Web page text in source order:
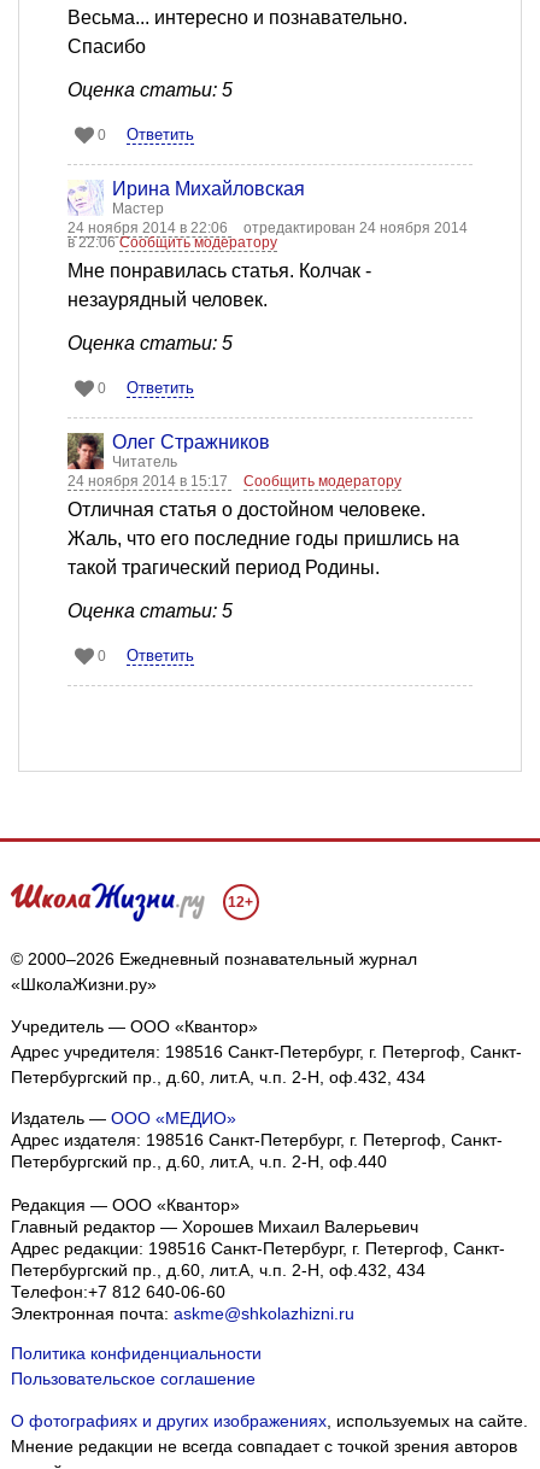
Весьма... интересно и познавательно.
Спасибо
Оценка статьи: 5
0 Ответить
Ирина Михайловская
Мастер
24 ноября 2014 в 22:06
отредактирован 24 ноября 2014
в 22:06Сообщить модератору
Мне понравилась статья. Колчак -
незаурядный человек.
Оценка статьи: 5
0 Ответить
Олег Стражников
Читатель
24 ноября 2014 в 15:17
Сообщить модератору
Отличная статья о достойном человеке.
Жаль, что его последние годы пришлись на
такой трагический период Родины.
Оценка статьи: 5
0 Ответить
12+
© 2000–2026 Ежедневный познавательный журнал
«ШколаЖизни.ру»
Учредитель — ООО «Квантор»
Адрес учредителя: 198516 Санкт-Петербург, г. Петергоф, Санкт-
Петербургский пр., д.60, лит.А, ч.п. 2-Н, оф.432, 434
Издатель — ООО «МЕДИО»
Адрес издателя: 198516 Санкт-Петербург, г. Петергоф, Санкт-
Петербургский пр., д.60, лит.А, ч.п. 2-Н, оф.440
Редакция — ООО «Квантор»
Главный редактор — Хорошев Михаил Валерьевич
Адрес редакции: 198516 Санкт-Петербург, г. Петергоф Санкт-
Петербургский пр., д.60, лит.А, ч.п. 2-Н, оф.432, 434
Телефон:+7 812 640-06-60
Электронная почта: askme@shkolazhizni.ru
Политика конфиденциальности
Пользовательское соглашение
О фотографиях и других изображениях, используемых на сайте.
Мнение редакции не всегда совпадает с точкой зрения авторов